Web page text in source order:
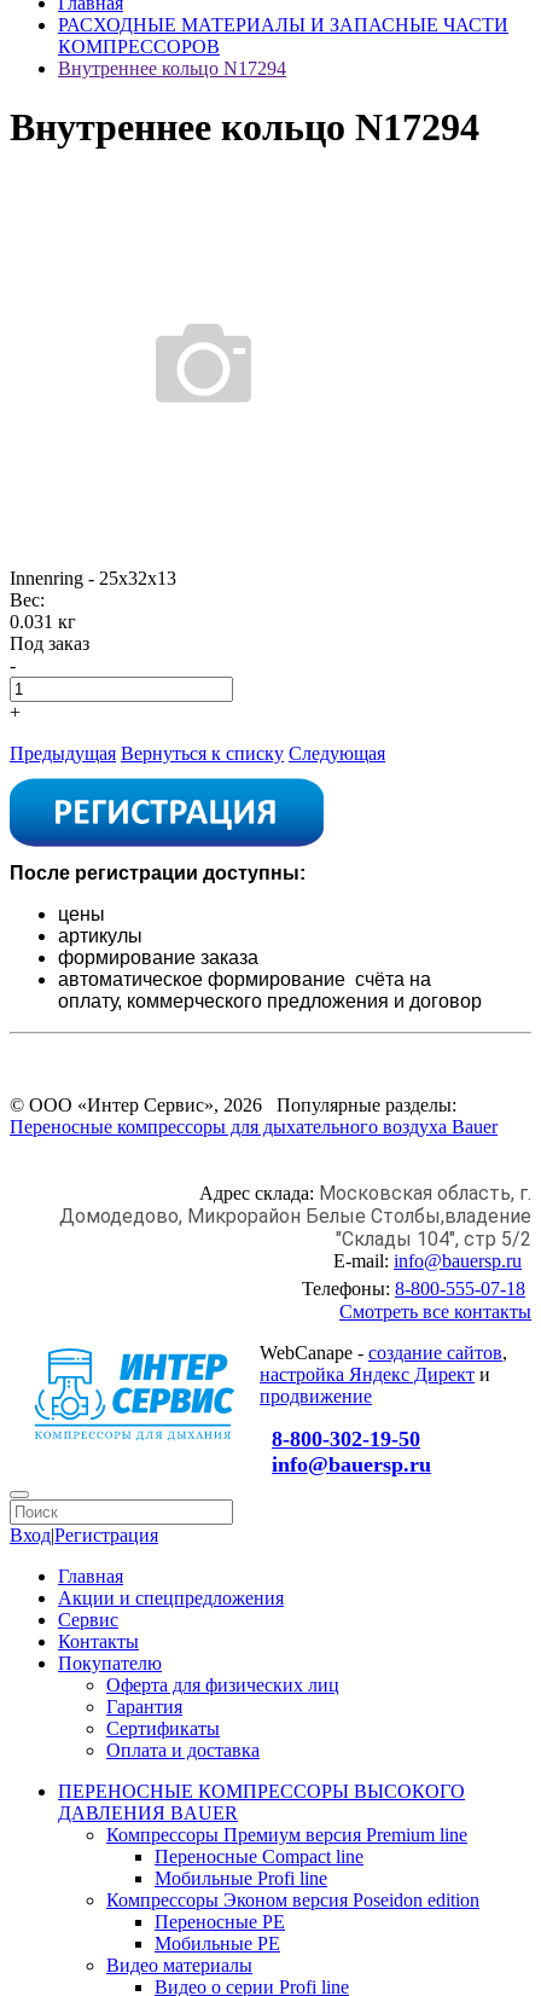
РАСХОДНЫЕ МАТЕРИАЛЫ И ЗАПАСНЫЕ ЧАСТИ
КОМПРЕССОРОВ
Внутреннее кольцо N17294
Внутреннее кольцо N17294
Innenring - 25x32x13
Вес:
0.031 кг
Под заказ
-
+
Предыдущая Вернуться к списку Следующая
После регистрации доступны:
цены
артикулы
формирование заказа
автоматическое формирование счёта на
оплату, коммерческого предложения и договор
© ООО «Интер Сервис», 2026 Популярные разделы:
Переносные компрессоры для дыхательного воздуха Bauer
Адрес склада: Московская область, г.
Домодедово, Микрорайон Белые Столбы,владение
"Склады 104", стр 5/2
E-mail: info@bauersp.ru
Телефоны: 8-800-555-07-18
Смотреть все контакты
WebCanape - создание сайтов,
настройка Яндекс Директ и
продвижение
8-800-302-19-50
info@bauersp.ru
Вход|Регистрация
Главная
Акции и спецпредложения
Сервис
Контакты
Покупателю
Оферта для физических лиц
Гарантия
Сертификаты
Оплата и доставка
ПЕРЕНОСНЫЕ КОМПРЕССОРЫ ВЫСОКОГО
ДАВЛЕНИЯ BAUER
Компрессоры Премиум версия Premium line
Переносные Compact line
Мобильные Profi line
Компрессоры Эконом версия Poseidon edition
Переносные PE
Мобильные PE
Видео материалы
Видео о серии Profi line